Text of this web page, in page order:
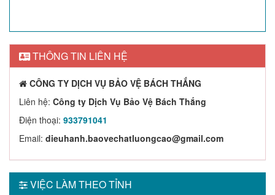
THÔNG TIN LIÊN HỆ
CÔNG TY DỊCH VỤ BẢO VỆ BÁCH THẮNG
Liên hệ: Công ty Dịch Vụ Bảo Vệ Bách Thắng
Điện thoại: 933791041
Email: dieuhanh.baovechatluongcao@gmail.com
VIỆC LÀM THEO TỈNH